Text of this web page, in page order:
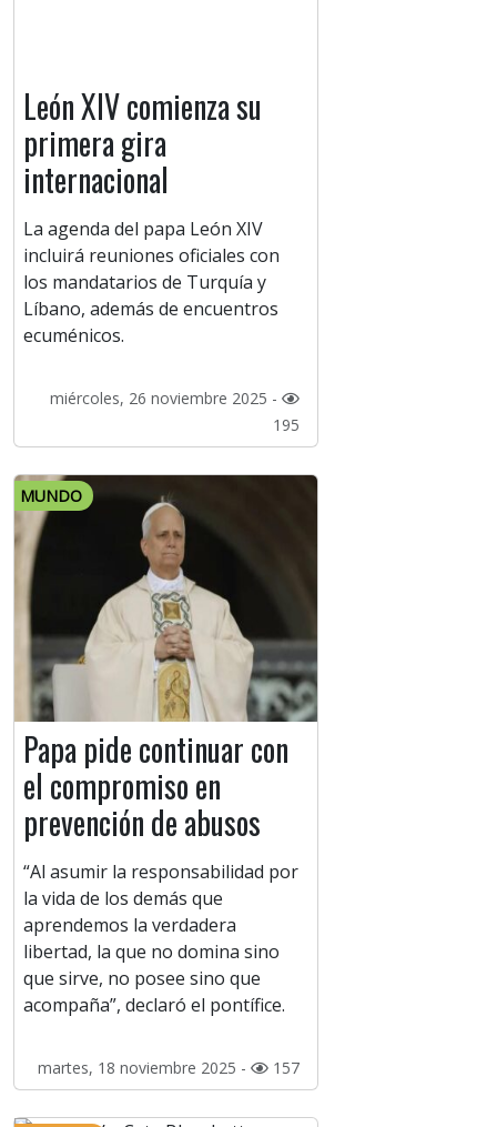
León XIV comienza su
primera gira
internacional
La agenda del papa León XIV
incluirá reuniones oficiales con
los mandatarios de Turquía y
Líbano, además de encuentros
ecuménicos.
miércoles, 26 noviembre 2025 -
195
MUNDO
Papa pide continuar con
el compromiso en
prevención de abusos
“Al asumir la responsabilidad por
la vida de los demás que
aprendemos la verdadera
libertad, la que no domina sino
que sirve, no posee sino que
acompaña”, declaró el pontífice.
martes, 18 noviembre 2025 - 157